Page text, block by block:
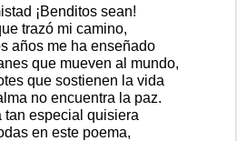
¡Benditos sean!
trazó mi camino,
años me ha enseñado
que mueven al mundo,
que sostienen la vida
no encuentra la paz.
tan especial quisiera
en este poema,